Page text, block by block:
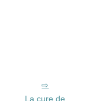
La cure de